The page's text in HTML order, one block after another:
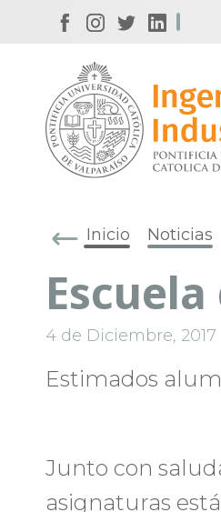
Inicio Noticias
4 de Diciembre, 2017
Estimados
Junto con
asignaturas